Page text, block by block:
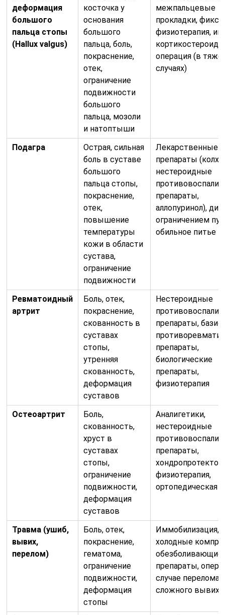
деформация
большого
пальца стопы
(Hallux valgus)
косточка у
основания
большого
пальца, боль,
покраснение,
отек,
ограничение
подвижности
большого
пальца, мозоли
и натоптыши
межпальцевые
прокладки,
физиотерапия,
операция (в
случаях)
Подагра
Острая, сильная
боль в суставе
большого
пальца стопы,
покраснение,
отек,
повышение
температуры
кожи в области
сустава,
ограничение
подвижности
Лекарственные
препараты
нестероидные
препараты,
аллопуринол),
ограничением
обильное питье
Ревматоидный
артрит
Боль, отек,
покраснение,
скованность в
суставах
стопы,
утренняя
скованность,
деформация
суставов
Нестероидные
препараты,
препараты,
биологические
препараты,
физиотерапия
Остеоартрит
Боль,
скованность,
хруст в
суставах
стопы,
ограничение
подвижности,
деформация
суставов
Аналигетики,
нестероидные
препараты,
физиотерапия,
ортопедическая
Травма (ушиб,
вывих,
перелом)
Боль, отек,
покраснение,
гематома,
ограничение
подвижности,
деформация
стопы
Иммобилизация,
холодные
обезболивающие
препараты,
случае перелома
сложного